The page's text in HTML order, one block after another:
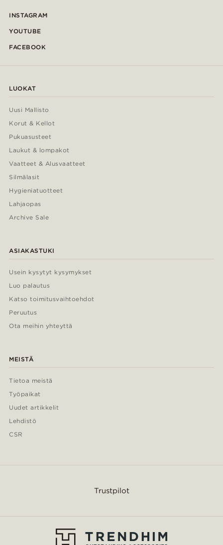
INSTAGRAM
YOUTUBE
FACEBOOK
LUOKAT
Uusi Mallisto
Korut & Kellot
Pukuasusteet
Laukut & lompakot
Vaatteet & Alusvaatteet
Silmälasit
Hygieniatuotteet
Lahjaopas
Archive Sale
ASIAKASTUKI
Usein kysytyt kysymykset
Luo palautus
Katso toimitusvaihtoehdot
Peruutus
Ota meihin yhteyttä
MEISTÄ
Tietoa meistä
Työpaikat
Uudet artikkelit
Lehdistö
CSR
Trustpilot